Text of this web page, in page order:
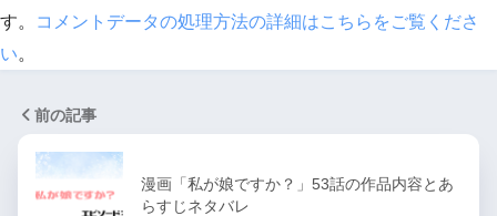
す。
コメントデータの処理方法の詳細はこちらをご覧くださ
い。
前の記事
漫画「私が娘ですか？」53話の作品内容とあ
らすじネタバレ